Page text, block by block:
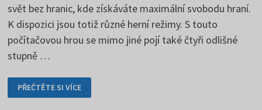
svět bez hranic, kde získáváte maximální svobodu hraní.
K dispozici jsou totiž různé herní režimy. S touto
počítačovou hrou se mimo jiné pojí také čtyři odlišné
stupně …
MINECRAFT
JE
SVĚT
PŘEČTĚTE SI VÍCE